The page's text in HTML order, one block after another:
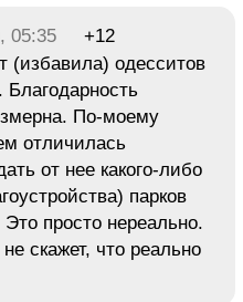
05:35
+12
(избавила) одесситов
По-моему
отличилась
от нее какого-либо
парков
просто нереально.
скажет, что реально